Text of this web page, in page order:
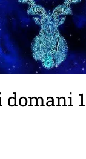
domani